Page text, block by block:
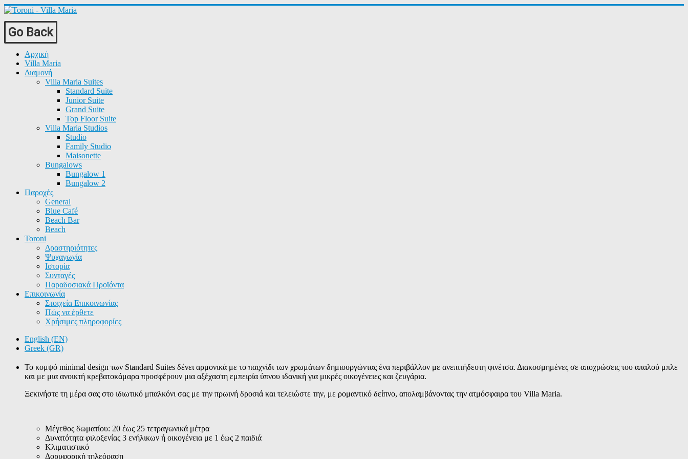
Go Back
Αρχική
Villa Maria
Διαμονή
Villa Maria Suites
Standard Suite
Junior Suite
Grand Suite
Top Floor Suite
Villa Maria Studios
Studio
Family Studio
Maisonette
Bungalows
Bungalow 1
Bungalow 2
Παροχές
General
Blue Café
Beach Bar
Beach
Toroni
Δραστηριότητες
Ψυχαγωγία
Ιστορία
Συνταγές
Παραδοσιακά Προϊόντα
Επικοινωνία
Στοιχεία Επικοινωνίας
Πώς να έρθετε
Χρήσιμες πληροφορίες
English (EN)
Greek (GR)
Το κομψό minimal design των Standard Suites δένει αρμονικά με το παιχνίδι των χρωμάτων δημιουργώντας ένα περιβάλλον με ανεπιτήδευτη φινέτσα. Διακοσμημένες σε αποχρώσεις του απαλού μπλε
και με μια ανοικτή κρεβατοκάμαρα προσφέρουν μια αξέχαστη εμπειρία ύπνου ιδανική για μικρές οικογένειες και ζευγάρια.
Ξεκινήστε τη μέρα σας στο ιδιωτικό μπαλκόνι σας με την πρωινή δροσιά και τελειώστε την, με ρομαντικό δείπνο, απολαμβάνοντας την ατμόσφαιρα του Villa Maria.
Μέγεθος δωματίου: 20 έως 25 τετραγωνικά μέτρα
Δυνατότητα φιλοξενίας 3 ενήλικων ή οικογένεια με 1 έως 2 παιδιά
Κλιματιστικό
Δορυφορική τηλεόραση